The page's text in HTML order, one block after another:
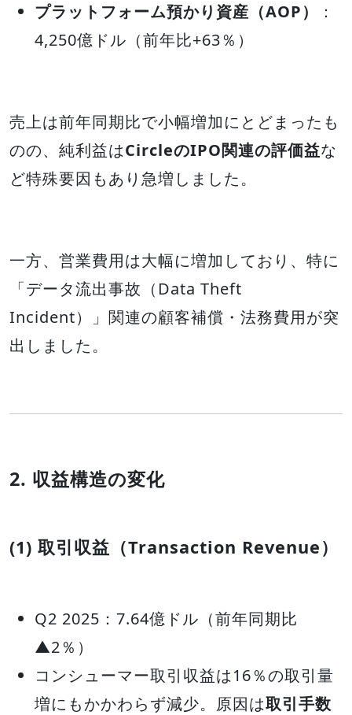
プラットフォーム預かり資産（AOP）
：
4,250億ドル（前年比+63％）
売上は前年同期比で小幅増加にとどまったも
のの、純利益はCircleのIPO関連の評価益な
ど特殊要因もあり急増しました。
一方、営業費用は大幅に増加しており、特に
「データ流出事故（Data Theft
Incident）」関連の顧客補償・法務費用が突
出しました。
2. 収益構造の変化
(1) 取引収益（Transaction Revenue）
Q2 2025：7.64億ドル（前年同期比
▲2％）
コンシューマー取引収益は16％の取引量
増にもかかわらず減少。原因は取引手数